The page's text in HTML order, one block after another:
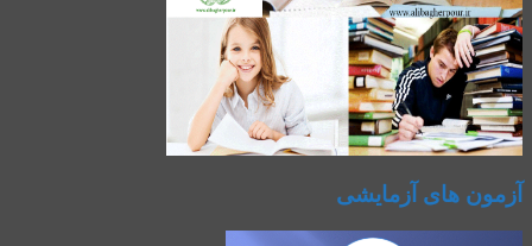
آزمون های آزمایشی